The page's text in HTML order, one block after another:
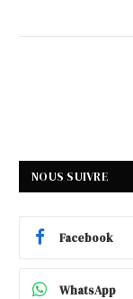
NOUS SUIVRE
Facebook
WhatsApp